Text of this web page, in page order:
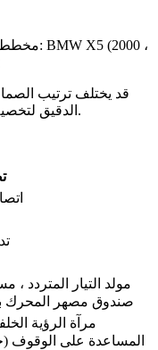
قد يختلف ترتيب
الدقيق لتخصيص الصمامات أسفل صندوق المصاهر هذا.
مولد التيار المتردد
صندوق مصهر المحرك
مرآة الرؤية